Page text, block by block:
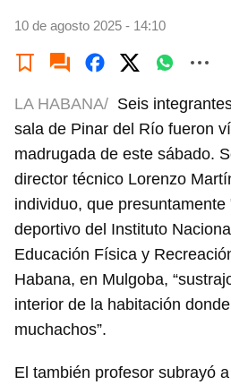
10 de agosto 2025 - 14:10
LA HABANA/ Seis
sala de Pinar del Río fueron
madrugada de este sábado.
director técnico Lorenzo
individuo, que presuntamente
deportivo del Instituto
Educación Física y
Habana, en Mulgoba,
interior de la habitación
muchachos”.
El también profesor subrayó